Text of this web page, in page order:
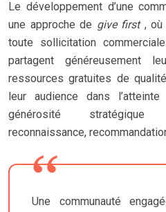
Le développement d’une
une approche de give first , où
toute sollicitation
partagent généreusement
ressources gratuites de
leur audience dans
générosité stratégique
reconnaissance,
Une communauté